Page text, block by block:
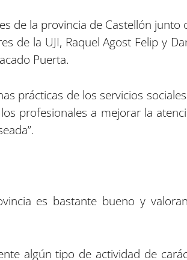
de la provincia de Castellón junto
de la UJI, Raquel Agost Felip y
Puerta.
prácticas de los servicios
profesionales a mejorar la
es bastante bueno y
algún tipo de actividad de